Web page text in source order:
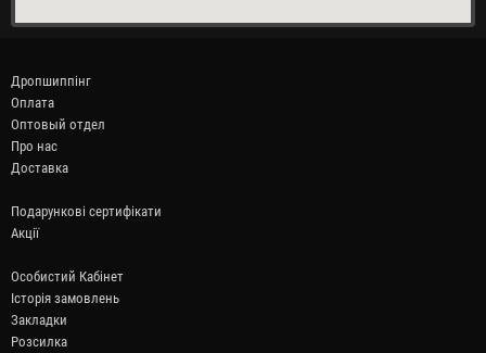
Дропшиппінг
Оплата
Оптовый отдел
Про нас
Доставка
Подарункові сертифікати
Акції
Особистий Кабінет
Історія замовлень
Закладки
Розсилка